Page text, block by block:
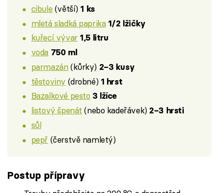
cibule (větší) 1 ks
mletá sladká paprika 1/2 lžičky
kuřecí vývar 1,5 litru
voda 750 ml
parmazán(kůrky) 2–3 kusy
těstoviny (drobné) 1 hrst
Bazalkové pesto 3 lžíce
listový špenát (nebo kadeřávek) 2–3 hrsti
sůl
pepř (čerstvě namletý)
Postup přípravy